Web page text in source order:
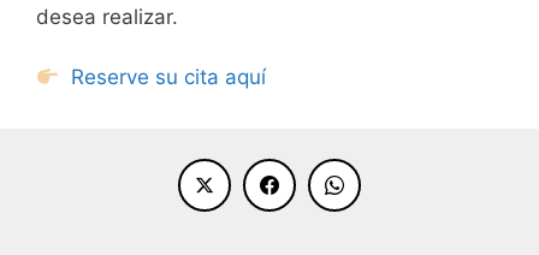
desea realizar.
Reserve su cita aquí